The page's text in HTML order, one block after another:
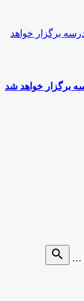
search